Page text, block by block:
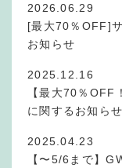
2026.06.29
[最大70％OFF]
お知らせ
2025.12.16
【最大70％OFF
に関するお知らせ
2025.04.23
【〜5/6まで】